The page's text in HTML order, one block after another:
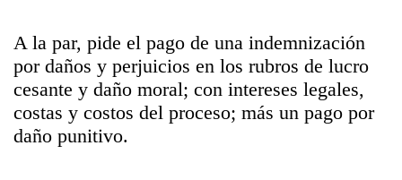
A la par, pide el pago de una indemnización
por daños y perjuicios en los rubros de lucro
cesante y daño moral; con intereses legales,
costas y costos del proceso; más un pago por
daño punitivo.